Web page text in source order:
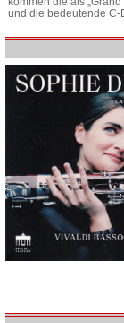
und die bedeutende C-